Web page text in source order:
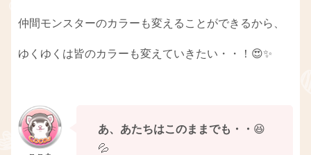
仲間モンスターのカラーも変えることができるから、
ゆくゆくは皆のカラーも変えていきたい・・！😍✨
あ、あたちはこのままでも・・ 😆
💦